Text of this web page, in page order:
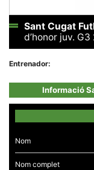
Sant Cugat
d’honor juv.
Entrenador:
Informació
Nom
Nom complet